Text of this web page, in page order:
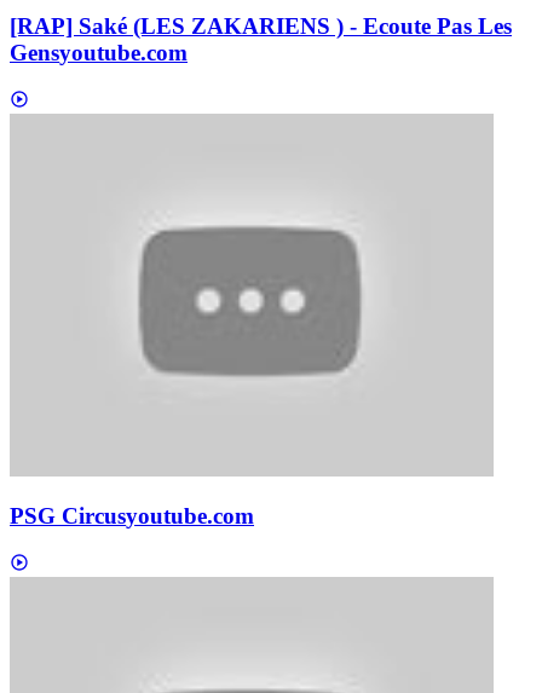
[RAP] Saké (LES ZAKARIENS ) - Ecoute Pas Les
Gensyoutube.com
PSG Circusyoutube.com